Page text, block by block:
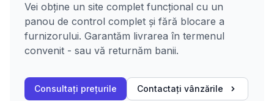
Vei obține un site complet funcțional cu un
panou de control complet și fără blocare a
furnizorului. Garantăm livrarea în termenul
convenit - sau vă returnăm banii.
Consultați prețurile Contactați vânzările